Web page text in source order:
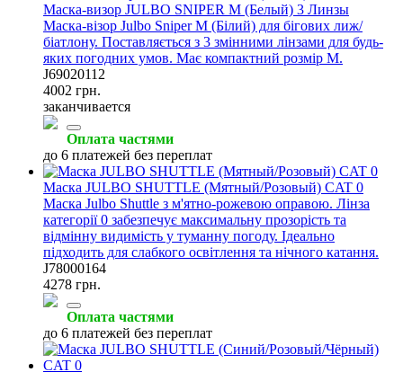
Маска-визор JULBO SNIPER M (Белый) 3 Линзы
Маска-візор Julbo Sniper M (Білий) для бігових лиж/
біатлону. Поставляється з 3 змінними лінзами для будь-
яких погодних умов. Має компактний розмір M.
J69020112
4002 грн.
заканчивается
Оплата частями
до 6 платежей без переплат
Маска JULBO SHUTTLE (Мятный/Розовый) CAT 0
Маска Julbo Shuttle з м'ятно-рожевою оправою. Лінза
категорії 0 забезпечує максимальну прозорість та
відмінну видимість у туманну погоду. Ідеально
підходить для слабкого освітлення та нічного катання.
J78000164
4278 грн.
Оплата частями
до 6 платежей без переплат